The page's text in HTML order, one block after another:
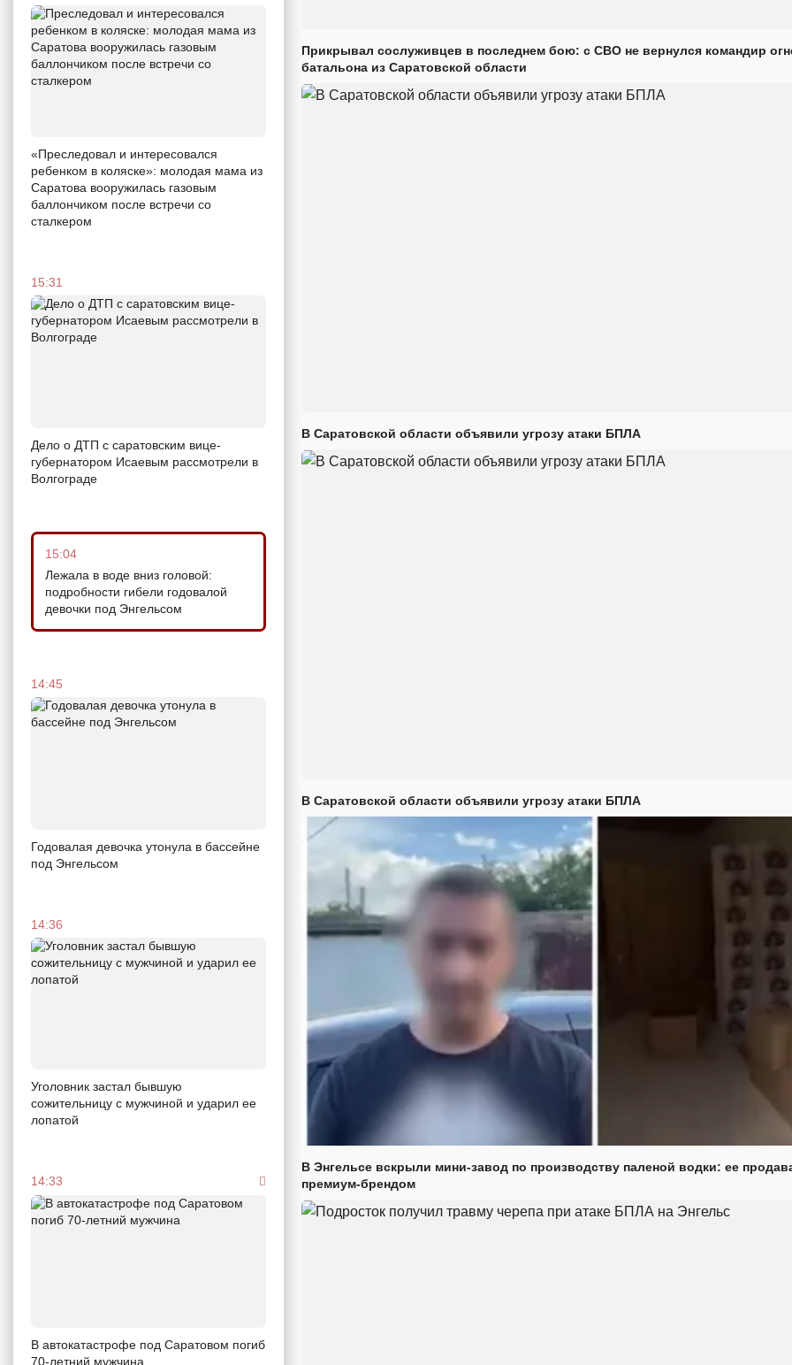
«Преследовал и интересовался
ребенком в коляске»: молодая мама из
Саратова вооружилась газовым
баллончиком после встречи со
сталкером
15:31
Дело о ДТП с саратовским вице-
губернатором Исаевым рассмотрели в
Волгограде
15:04
Лежала в воде вниз головой:
подробности гибели годовалой
девочки под Энгельсом
14:45
Годовалая девочка утонула в бассейне
под Энгельсом
14:36
Уголовник застал бывшую
сожительницу с мужчиной и ударил ее
лопатой
14:33
В автокатастрофе под Саратовом погиб
70-летний мужчина
Прикрывал сослуживцев в последнем бою: с СВО не вернулся командир
батальона из Саратовской области
В Саратовской области объявили угрозу атаки БПЛА
В Саратовской области объявили угрозу атаки БПЛА
В Энгельсе вскрыли мини-завод по производству паленой водки: ее
премиум-брендом